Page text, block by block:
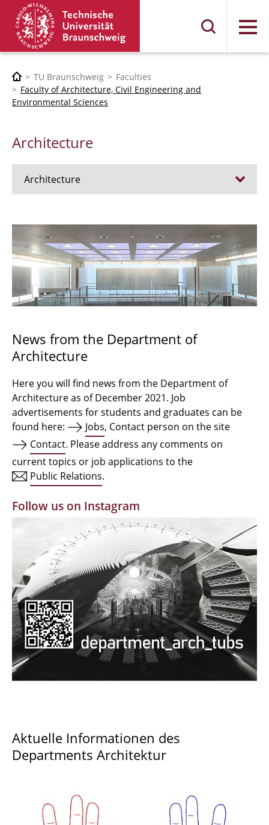
Menu
TU Braunschweig
Faculties
Faculty of Architecture, Civil Engineering and
Environmental Sciences
Architecture
Architecture
Admission procedure 2024
Bachelor Architecture
Bachelor Architecture+
Qualification profile
Semester Programme
Internationales
Facilities
Alumni | cloud club
Documents and Downloads
News from the Department of
Architecture
Here you will find news from the Department of
Architecture as of December 2021. Job
advertisements for students and graduates can be
found here:
Jobs, Contact person on the site
Contact. Please address any comments on
current topics or job applications to the
Public Relations.
Follow us on Instagram
Aktuelle Informationen des
Departments Architektur